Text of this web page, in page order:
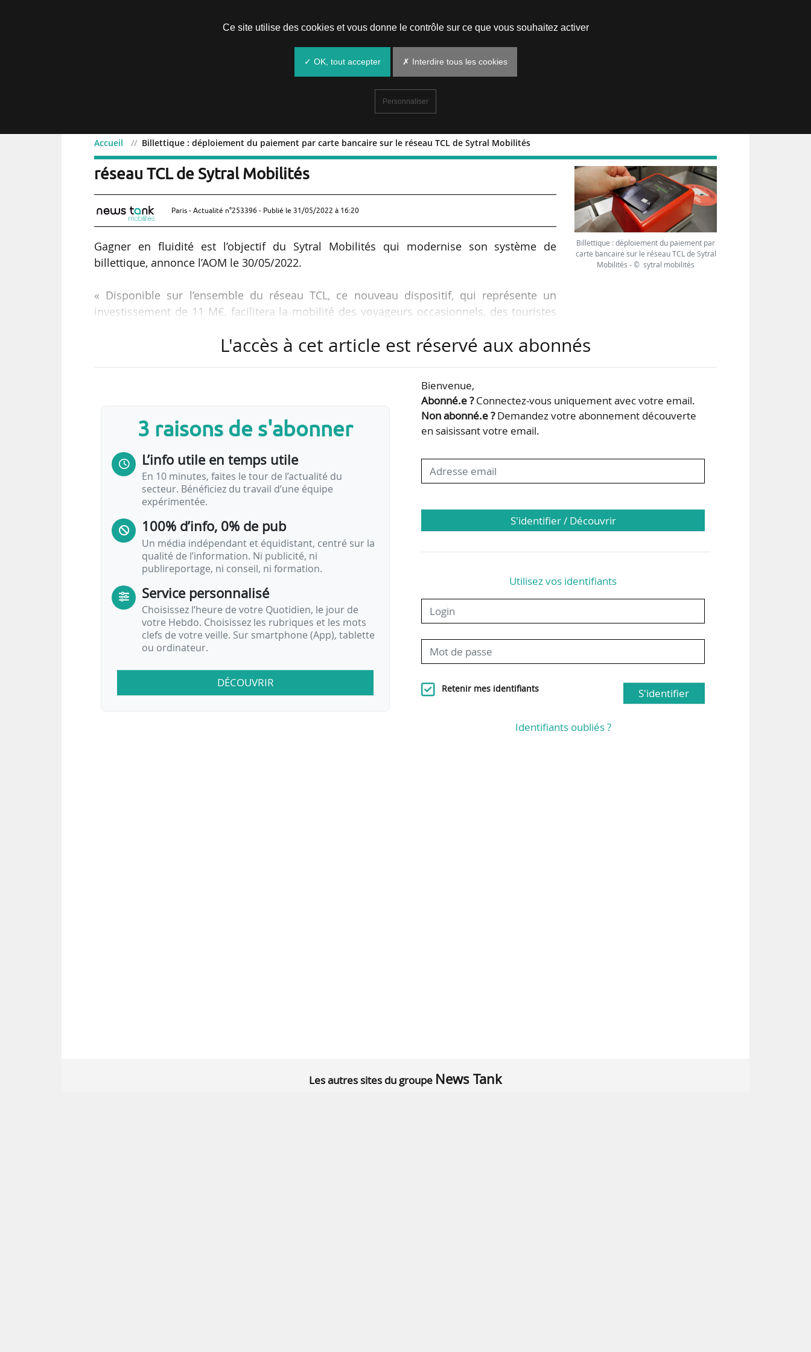
Accueil Billettique : déploiement du paiement par carte bancaire sur le réseau TCL de Sytral Mobilités
Billettique : déploiement du paiement par carte bancaire sur le
réseau TCL de Sytral Mobilités
Paris - Actualité n°253396 - Publié le 31/05/2022 à 16:20
Gagner en fluidité est l’objectif du Sytral Mobilités qui modernise son système de
billettique, annonce l’AOM le 30/05/2022.
« Disponible sur l’ensemble du réseau TCL, ce nouveau dispositif, qui représente un
investissement de 11 M€, facilitera la mobilité des voyageurs occasionnels, des touristes
de la Métropole de Lyon et de Sytral Mobilités.
Le système de billettique TCL Carte bancaire
Caractéristiques
4 000 nouveaux valideurs déployés à bord des bus et des tramways ainsi qu’aux entrées des stations de
métro et du funiculaire permettant de payer et de valider son trajet en…
Billettique : déploiement du paiement par
carte bancaire sur le réseau TCL de Sytral
Mobilités - © sytral mobilités
L'accès à cet article est réservé aux abonnés
3 raisons de s'abonner
L’info utile en temps utile
En 10 minutes, faites le tour de l’actualité du
secteur. Bénéficiez du travail d’une équipe
expérimentée.
100% d’info, 0% de pub
Un média indépendant et équidistant, centré sur la
qualité de l’information. Ni publicité, ni
publireportage, ni conseil, ni formation.
Service personnalisé
Choisissez l‘heure de votre Quotidien, le jour de
votre Hebdo. Choisissez les rubriques et les mots
clefs de votre veille. Sur smartphone (App), tablette
ou ordinateur.
DÉCOUVRIR
Bienvenue,
Abonné.e ?Connectez-vous uniquement avec votre email.
Non abonné.e ?Demandez votre abonnement découverte
en saisissant votre email.
S'identifier / Découvrir
Utilisez vos identifiants
Retenir mes identifiants S'identifier
Identifiants oubliés ?
Les autres sites du groupe News Tank
Ce site utilise des cookies et vous donne le contrôle sur ce que vous souhaitez activer
✓ OK, tout accepter ✗ Interdire tous les cookies
Personnaliser